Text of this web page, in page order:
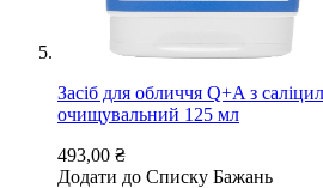
Засіб для обличчя Q+A з
очищувальний 125 мл
493,00 ₴
Додати до Списку Бажань